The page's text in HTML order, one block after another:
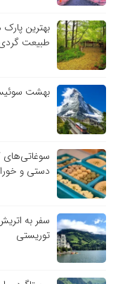
بهترین
طبیعت
بهشت سوئیس: کشف ۱۰ مکان
سوغاتی‌های
دستی و
سفر به
توریستی